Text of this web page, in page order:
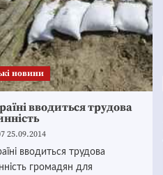
новини
вводиться трудова
25.09.2014
вводиться трудова
громадян для